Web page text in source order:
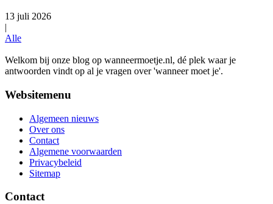
13 juli 2026
|
Alle
Welkom bij onze blog op wanneermoetje.nl, dé plek waar je
antwoorden vindt op al je vragen over 'wanneer moet je'.
Websitemenu
Algemeen nieuws
Over ons
Contact
Algemene voorwaarden
Privacybeleid
Sitemap
Contact